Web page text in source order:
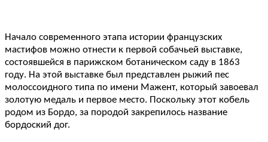
Начало современного этапа истории французских
мастифов можно отнести к первой собачьей выставке,
состоявшейся в парижском ботаническом саду в 1863
году. На этой выставке был представлен рыжий пес
молоссоидного типа по имени Мажент, который завоевал
золотую медаль и первое место. Поскольку этот кобель
родом из Бордо, за породой закрепилось название
бордоский дог.